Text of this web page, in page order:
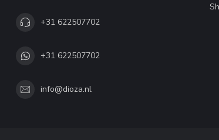
+31 622507702
+31 622507702
info@dioza.nl